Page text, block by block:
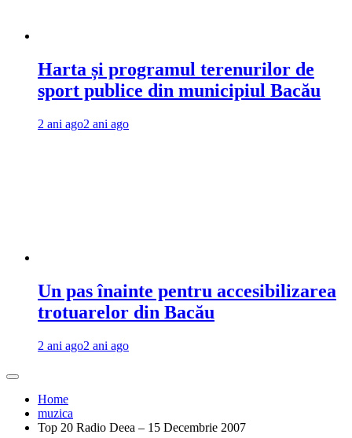
Harta și programul terenurilor de
sport publice din municipiul Bacău
2 ani ago2 ani ago
Un pas înainte pentru accesibilizarea
trotuarelor din Bacău
2 ani ago2 ani ago
Home
muzica
Top 20 Radio Deea – 15 Decembrie 2007